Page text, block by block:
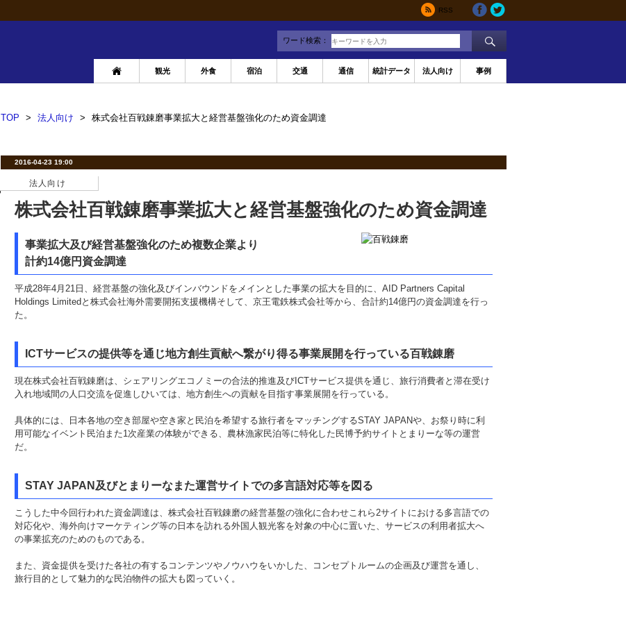
RSS
ワード検索：
観光 外食 宿泊 交通 通信 統計データ 法人向け 事例
TOP > 法人向け > 株式会社百戦錬磨事業拡大と経営基盤強化のため資金調達
2016-04-23 19:00
法人向け
株式会社百戦錬磨事業拡大と経営基盤強化のため資金調達
事業拡大及び経営基盤強化のため複数企業より
計約14億円資金調達
平成28年4月21日、経営基盤の強化及びインバウンドをメインとした事業の拡大を目的に、AID Partners Capital
Holdings Limitedと株式会社海外需要開拓支援機構そして、京王電鉄株式会社等から、合計約14億円の資金調達を行っ
た。
ICTサービスの提供等を通じ地方創生貢献へ繋がり得る事業展開を行っている百戦錬磨
現在株式会社百戦錬磨は、シェアリングエコノミーの合法的推進及びICTサービス提供を通じ、旅行消費者と滞在受け
入れ地域間の人口交流を促進しひいては、地方創生への貢献を目指す事業展開を行っている。
具体的には、日本各地の空き部屋や空き家と民泊を希望する旅行者をマッチングするSTAY JAPANや、お祭り時に利
用可能なイベント民泊また1次産業の体験ができる、農林漁家民泊等に特化した民博予約サイトとまりーな等の運営
だ。
STAY JAPAN及びとまりーなまた運営サイトでの多言語対応等を図る
こうした中今回行われた資金調達は、株式会社百戦錬磨の経営基盤の強化に合わせこれら2サイトにおける多言語での
対応化や、海外向けマーケティング等の日本を訪れる外国人観光客を対象の中心に置いた、サービスの利用者拡大へ
の事業拡充のためのものである。
また、資金提供を受けた各社の有するコンテンツやノウハウをいかした、コンセプトルームの企画及び運営を通し、
旅行目的として魅力的な民泊物件の拡大も図っていく。